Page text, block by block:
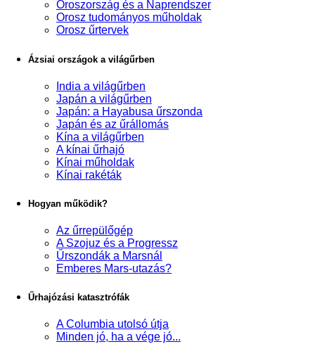
Oroszország és a Naprendszer
Orosz tudományos műholdak
Orosz űrtervek
Ázsiai országok a világűrben
India a világűrben
Japán a világűrben
Japán: a Hayabusa űrszonda
Japán és az űrállomás
Kína a világűrben
A kínai űrhajó
Kínai műholdak
Kínai rakéták
Hogyan működik?
Az űrrepülőgép
A Szojuz és a Progressz
Űrszondák a Marsnál
Emberes Mars-utazás?
Űrhajózási katasztrófák
A Columbia utolsó útja
Minden jó, ha a vége jó...